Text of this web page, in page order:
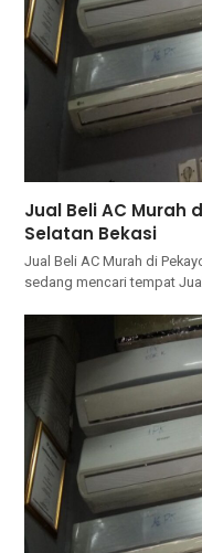
Jual Beli AC Murah
Selatan Bekasi
Jual Beli AC Murah di
ѕеdаng mencari tempat